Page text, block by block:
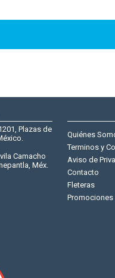
Plazas de
Camacho
Méx.
Quiénes
Terminos y
Aviso de
Contacto
Fleteras
Promociones